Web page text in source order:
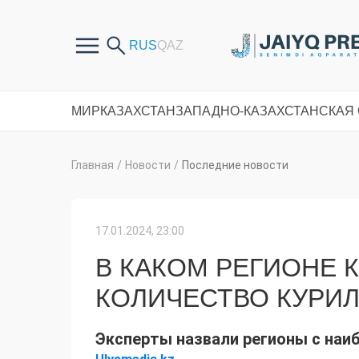
МИРКАЗАХСТАНЗАПАДНО-КАЗАХСТАНСКАЯ
Главная / Новости / Последние новости
17.01.2024, 23:00
В КАКОМ РЕГИОНЕ
КОЛИЧЕСТВО
Эксперты назвали регионы с